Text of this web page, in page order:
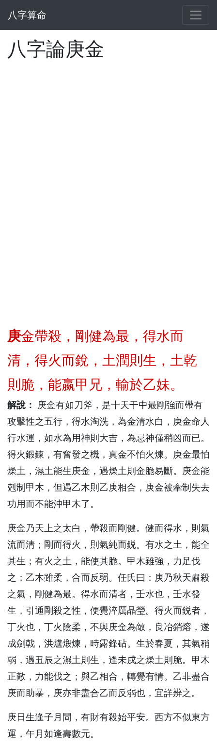
八字算命
八字論庚金
庚金帶殺，剛健為最，得水而
清，得火而銳，土潤則生，土乾
則脆，能嬴甲兄，輸於乙妹。
解說： 庚金有如刀斧，是十天干中最剛強而帶有
攻擊性之五行，得水淘洗，為金清水白，庚金命人
行水運，如水為用神則大吉，為忌神僅稍凶而已。
得火鍛鍊，有奮發之機，真金不怕火煉。庚金最怕
燥土，濕土能生庚金，遇燥土則金脆易斷。庚金能
剋制甲木，但遇乙木則乙庚相合，庚金被牽制失去
功用而不能沖甲木了。
庚金乃天上之太白，帶殺而剛健。健而得水，則氣
流而清；剛而得火，則氣純而鋭。有水之土，能全
其生；有火之土，能使其脆。甲木雖強，力足伐
之；乙木雖柔，合而反弱。任氏曰：庚乃秋天肅殺
之氣，剛健為最。得水而清者，壬水也，壬水發
生，引通剛殺之性，便覺淬厲晶瑩。得火而鋭者，
丁火也，丁火陰柔，不與庚金為敵，良冶銷熔，遂
成劍戟，洪爐煅煉，時露鋒砧。生於春夏，其氣稍
弱，遇丑辰之濕土則生，逢未戌之燥土則脆。甲木
正敵，力能伐之；與乙相合，轉覺有情。乙非盡合
庚而助暴，庚亦非盡合乙而反弱也，宜詳辨之。
庚日生逢子月間，有財有殺始平安。西方不似東方
運，午月如逢壽數元。